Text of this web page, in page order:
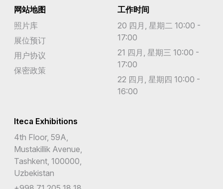
网站地图
照片库
展位预订
用户协议
保密政策
工作时间
20 四月, 星期二 10:00 -
17:00
21 四月, 星期三 10:00 -
17:00
22 四月, 星期四 10:00 -
16:00
Iteca Exhibitions
4th Floor, 59A,
Mustakillik Avenue,
Tashkent, 100000,
Uzbekistan